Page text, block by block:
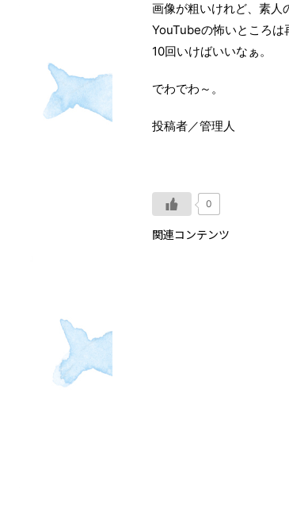
画像が粗いけれど、素人
YouTubeの怖いところは
10回いけばいいなぁ。
でわでわ～。
投稿者／管理人
0
関連コンテンツ